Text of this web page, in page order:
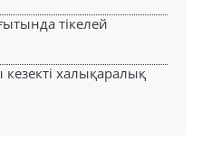
тікелей
кезекті халықаралық